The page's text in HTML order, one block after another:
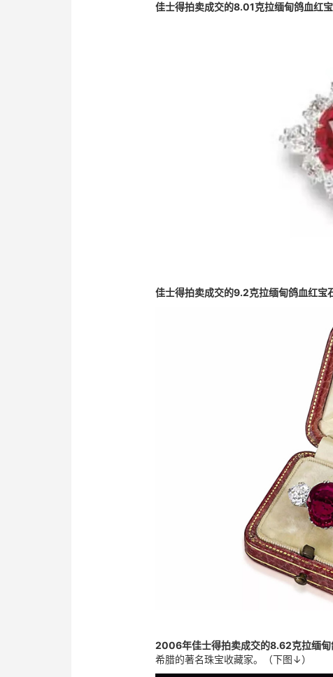
佳士得拍卖成交的8.01克拉缅甸鸽血红
佳士得拍卖成交的9.2克拉缅甸鸽血红宝
2006年佳士得拍卖成交的8.62克拉缅
希腊的著名珠宝收藏家。
（下图↓）